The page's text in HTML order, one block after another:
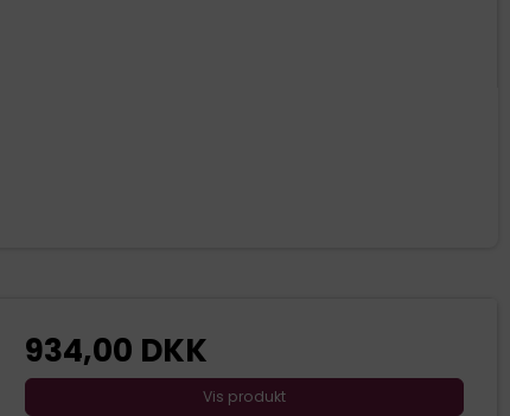
934,00 DKK
Vis produkt